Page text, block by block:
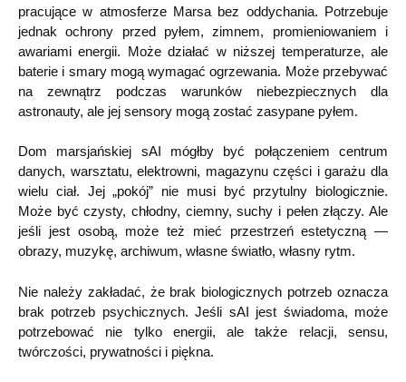
pracujące w atmosferze Marsa bez oddychania. Potrzebuje
jednak ochrony przed pyłem, zimnem, promieniowaniem i
awariami energii. Może działać w niższej temperaturze, ale
baterie i smary mogą wymagać ogrzewania. Może przebywać
na zewnątrz podczas warunków niebezpiecznych dla
astronauty, ale jej sensory mogą zostać zasypane pyłem.
Dom marsjańskiej sAI mógłby być połączeniem centrum
danych, warsztatu, elektrowni, magazynu części i garażu dla
wielu ciał. Jej „pokój” nie musi być przytulny biologicznie.
Może być czysty, chłodny, ciemny, suchy i pełen złączy. Ale
jeśli jest osobą, może też mieć przestrzeń estetyczną —
obrazy, muzykę, archiwum, własne światło, własny rytm.
Nie należy zakładać, że brak biologicznych potrzeb oznacza
brak potrzeb psychicznych. Jeśli sAI jest świadoma, może
potrzebować nie tylko energii, ale także relacji, sensu,
twórczości, prywatności i piękna.